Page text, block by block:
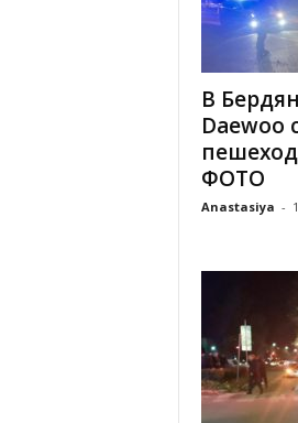
В
Daewoo
ФОТО
Anastasiya -